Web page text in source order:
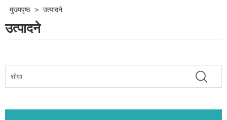
मुख्यपृष्ठ > उत्पादने
उत्पादने